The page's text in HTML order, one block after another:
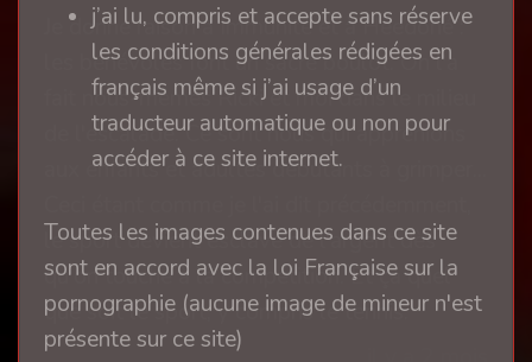
Je donne raison à Immunité et à Heedoné :
les bénévoles font un sacré boulot. On l'a
fait nous-mêmes Ricki et moi dans le milieu
de l'escalade. Ce sont nous qui apprenions
aux enfants et adultes débutants à grimper...
le sport devient esclave de l'argent dès
qu'on touche à la compétition. Et ça quel
que soit le sport, y compris le tennis.
j’ai lu, compris et accepte sans réserve
les conditions générales rédigées en
français même si j’ai usage d’un
traducteur automatique ou non pour
accéder à ce site internet.
Toutes les images contenues dans ce site
sont en accord avec la loi Française sur la
pornographie (aucune image de mineur n'est
présente sur ce site)